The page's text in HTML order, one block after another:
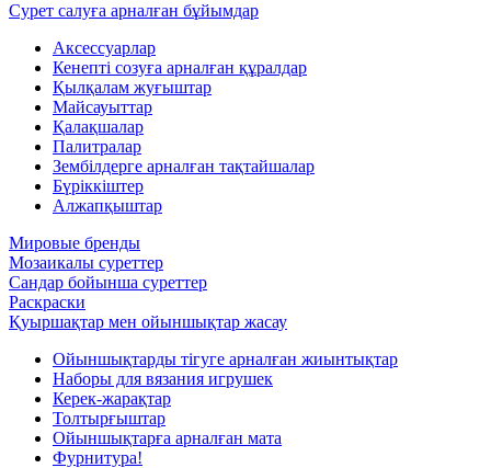
Сурет салуға арналған бұйымдар
Аксессуарлар
Кенепті созуға арналған құралдар
Қылқалам жуғыштар
Майсауыттар
Қалақшалар
Палитралар
Зембілдерге арналған тақтайшалар
Бүріккіштер
Алжапқыштар
Мировые бренды
Мозаикалы суреттер
Сандар бойынша суреттер
Раскраски
Қуыршақтар мен ойыншықтар жасау
Ойыншықтарды тігуге арналған жиынтықтар
Наборы для вязания игрушек
Керек-жарақтар
Толтырғыштар
Ойыншықтарға арналған мата
Фурнитура!